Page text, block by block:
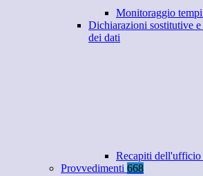
Monitoraggio
Dichiarazioni sostitutive
dei dati
Recapiti dell'ufficio
Provvedimenti 668